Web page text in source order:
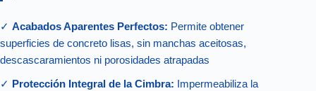
✓ Acabados Aparentes Perfectos: Permite obtener
superficies de concreto lisas, sin manchas aceitosas,
descascaramientos ni porosidades atrapadas
✓ Protección Integral de la Cimbra: Impermeabiliza la